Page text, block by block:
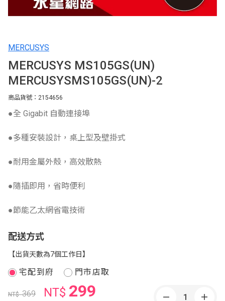
MERCUSYS
MERCUSYS MS105GS(UN)
MERCUSYSMS105GS(UN)-2
商品貨號：2154656
●全 Gigabit 自動連接埠
●多種安裝設計，桌上型及壁掛式
●耐用金屬外殼，高效散熱
●隨插即用，省時便利
●節能乙太網省電技術
配送方式
【出貨天數為7個工作日】
宅配到府 門市店取
NT$369 NT$ 299